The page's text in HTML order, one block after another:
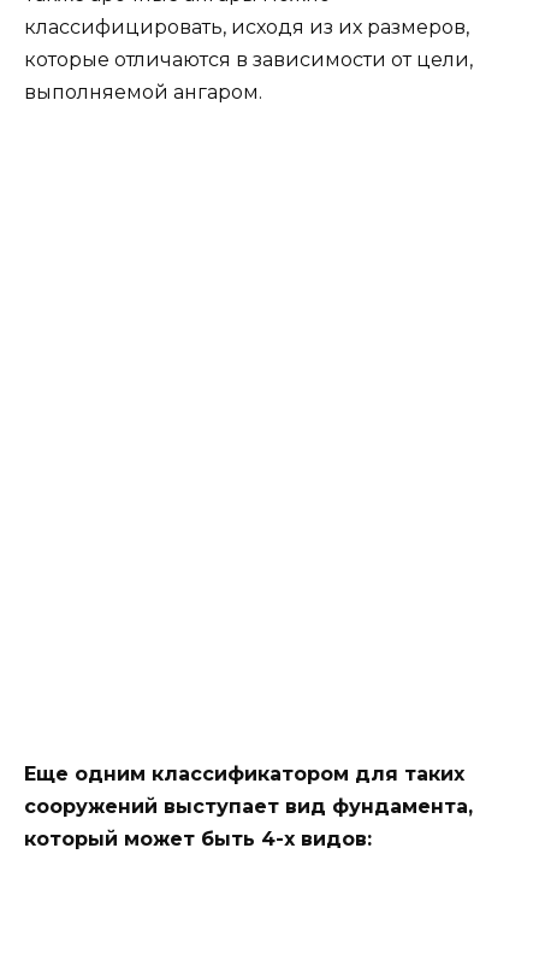
классифицировать, исходя из их размеров,
которые отличаются в зависимости от цели,
выполняемой ангаром.
Еще одним классификатором для таких
сооружений выступает вид фундамента,
который может быть 4-х видов: